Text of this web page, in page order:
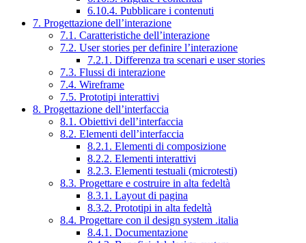
6.10.4. Pubblicare i contenuti
7. Progettazione dell’interazione
7.1. Caratteristiche dell’interazione
7.2. User stories per definire l’interazione
7.2.1. Differenza tra scenari e user stories
7.3. Flussi di interazione
7.4. Wireframe
7.5. Prototipi interattivi
8. Progettazione dell’interfaccia
8.1. Obiettivi dell’interfaccia
8.2. Elementi dell’interfaccia
8.2.1. Elementi di composizione
8.2.2. Elementi interattivi
8.2.3. Elementi testuali (microtesti)
8.3. Progettare e costruire in alta fedeltà
8.3.1. Layout di pagina
8.3.2. Prototipi in alta fedeltà
8.4. Progettare con il design system .italia
8.4.1. Documentazione